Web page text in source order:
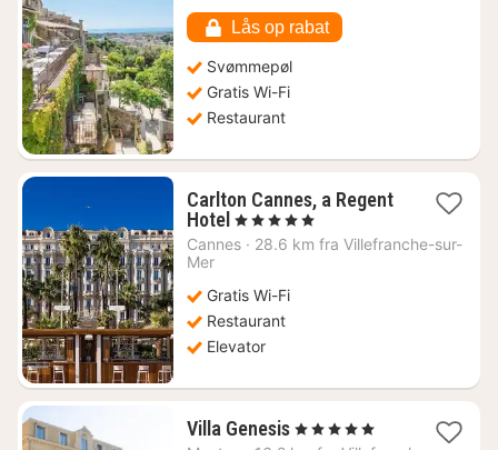
Lås op rabat
Svømmepøl
Gratis Wi-Fi
Restaurant
Carlton Cannes, a Regent
Hotel 1
nat
kr.
, 5 Stjerner
Cannes · 28.6 km fra Villefranche-sur-
Mer
Gratis Wi-Fi
Restaurant
Elevator
Villa Genesis1
, 5 Stjerner